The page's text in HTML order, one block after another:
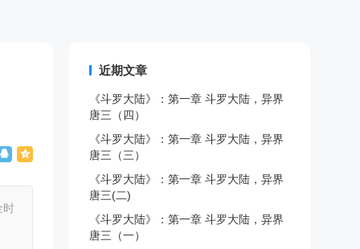
时
近期文章
《斗罗大陆》：第一章 斗罗大陆，异界
唐三（四）
《斗罗大陆》：第一章 斗罗大陆，异界
唐三（三）
《斗罗大陆》：第一章 斗罗大陆，异界
唐三(二)
《斗罗大陆》：第一章 斗罗大陆，异界
唐三（一）